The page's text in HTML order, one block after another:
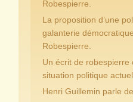
Robespierre.
La proposition d’une
galanterie
Robespierre.
Un écrit de robespierre
situation politique
Henri Guillemin parle